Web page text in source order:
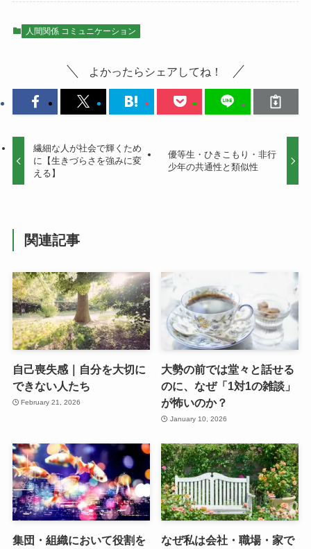
人間関係 コミュニケーション
よかったらシェアしてね！
繊細な人が社会で輝くため
に【生きづらさを強みに変
える】
優等生・ひきこもり・非行
少年の共通性と類似性
関連記事
自己喪失感｜自分を大切に
できない人たち
February 21, 2026
大勢の前では堂々と話せる
のに、なぜ「1対1の雑談」
が怖いのか？
January 10, 2026
集団・組織において役割を
なぜ私は会社・職場・家で